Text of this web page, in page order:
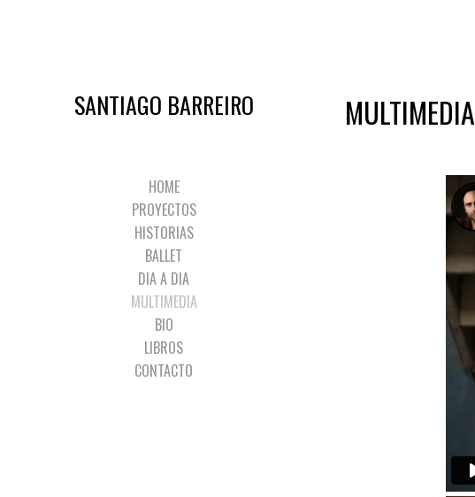
SANTIAGO BARREIRO
HOME
PROYECTOS
HISTORIAS
BALLET
DIA A DIA
MULTIMEDIA
BIO
LIBROS
CONTACTO
MULTIMEDIA